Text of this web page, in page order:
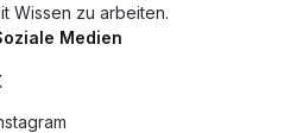
Wissen zu arbeiten.
Medien